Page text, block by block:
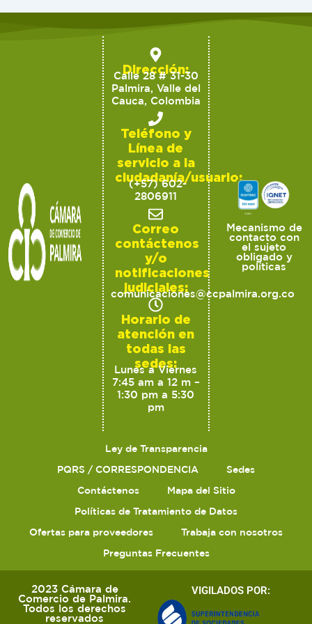
Dirección:
Calle 28 # 31-30
Palmira, Valle del
Cauca, Colombia
Teléfono y
Línea de
servicio a la
ciudadanía/usuario:
(+57) 602-
2806911
Correo
contáctenos
y/o
notificaciones
judiciales:
comunicaciones@ccpalmira.org.co
Horario de
atención en
todas las
sedes:
Lunes a Viernes
7:45 am a 12 m –
1:30 pm a 5:30
pm
Mecanismo de
contacto con
el sujeto
obligado y
políticas
Ley de Transparencia
PQRS / CORRESPONDENCIA
Sedes
Contáctenos
Mapa del Sitio
Políticas de Tratamiento de Datos
Ofertas para proveedores
Trabaja con nosotros
Preguntas Frecuentes
2023 Cámara de
Comercio de Palmira.
Todos los derechos
reservados
VIGILADOS POR: